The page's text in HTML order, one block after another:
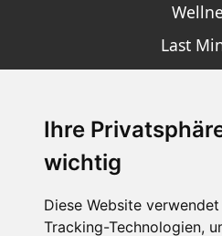
Ihre
wichtig
Diese Website
Tracking-Technologien,
Last
Die Schneehoehen Ski APP
Muss für alle